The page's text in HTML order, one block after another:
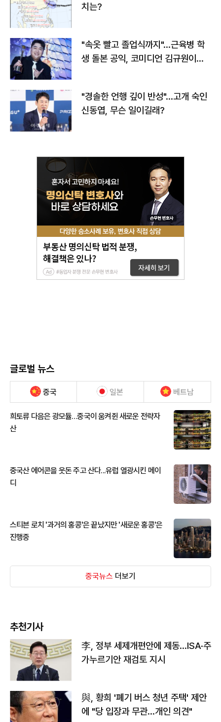
치는?
"속옷 빨고 졸업식까지"…근육병 학
생 돌본 공익, 코미디언 김규원이었
"경솔한 언행 깊이 반성"…고개 숙인
신동엽, 무슨 일이길래?
글로벌 뉴스
중국 일본 베트남
희토류 다음은 광모듈…중국이 움켜쥔 새로운 전략자
산
중국산 에어콘을 웃돈 주고 산다...유럽 열광시킨 메이
디
스티븐 로치 '과거의 홍콩'은 끝났지만 '새로운 홍콩'은
진행중
중국뉴스 더보기
추천기사
李, 정부 세제개편안에 제동…ISA·주
가누르기안 재검토 지시
與, 황희 '폐기 버스 청년 주택' 제안
에 "당 입장과 무관…개인 의견"